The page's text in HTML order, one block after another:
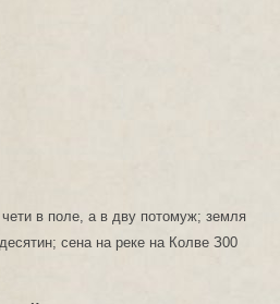
в поле, а в дву потомуж; земля
сена на реке на Колве З00